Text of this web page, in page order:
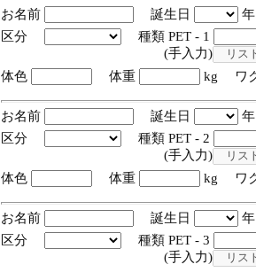
お名前 誕生日
区分
種類 PET - 1
(手入力)
体色
体重 kg ワ
お名前 誕生日
区分
種類 PET - 2
(手入力)
体色
体重 kg ワ
お名前 誕生日
区分
種類 PET - 3
(手入力)